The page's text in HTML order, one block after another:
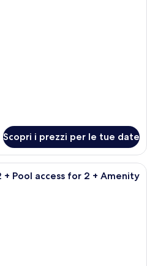
Scopri i prezzi per le tue date
Un soggiorno moderno con un
Pool access for 2 + Amenity